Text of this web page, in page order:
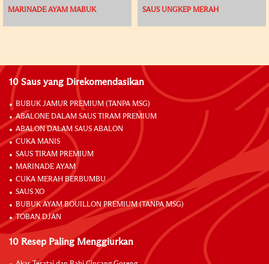
MARINADE AYAM MABUK
SAUS UNGKEP MERAH
10 Saus yang Direkomendasikan
BUBUK JAMUR PREMIUM (TANPA MSG)
ABALONE DALAM SAUS TIRAM PREMIUM
ABALON DALAM SAUS ABALON
CUKA MANIS
SAUS TIRAM PREMIUM
MARINADE AYAM
CUKA MERAH BERBUMBU
SAUS XO
BUBUK AYAM BOUILLON PREMIUM (TANPA MSG)
TOBAN DJAN
10 Resep Paling Menggiurkan